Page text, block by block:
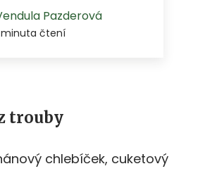
trouby
chlebíček, cuketový